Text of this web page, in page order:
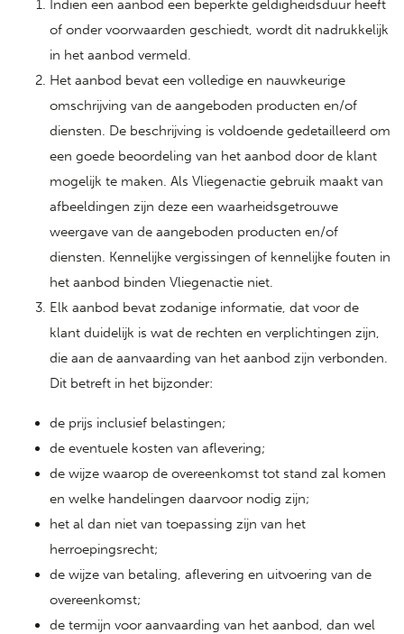
Indien een aanbod een beperkte geldigheidsduur heeft
of onder voorwaarden geschiedt, wordt dit nadrukkelijk
in het aanbod vermeld.
Het aanbod bevat een volledige en nauwkeurige
omschrijving van de aangeboden producten en/of
diensten. De beschrijving is voldoende gedetailleerd om
een goede beoordeling van het aanbod door de klant
mogelijk te maken. Als Vliegenactie gebruik maakt van
afbeeldingen zijn deze een waarheidsgetrouwe
weergave van de aangeboden producten en/of
diensten. Kennelijke vergissingen of kennelijke fouten in
het aanbod binden Vliegenactie niet.
Elk aanbod bevat zodanige informatie, dat voor de
klant duidelijk is wat de rechten en verplichtingen zijn,
die aan de aanvaarding van het aanbod zijn verbonden.
Dit betreft in het bijzonder:
de prijs inclusief belastingen;
de eventuele kosten van aflevering;
de wijze waarop de overeenkomst tot stand zal komen
en welke handelingen daarvoor nodig zijn;
het al dan niet van toepassing zijn van het
herroepingsrecht;
de wijze van betaling, aflevering en uitvoering van de
overeenkomst;
de termijn voor aanvaarding van het aanbod, dan wel